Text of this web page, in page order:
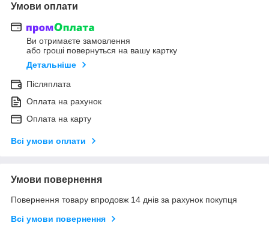
Умови оплати
Ви отримаєте замовлення
або гроші повернуться на вашу картку
Детальніше
Післяплата
Оплата на рахунок
Оплата на карту
Всі умови оплати
Умови повернення
Повернення товару впродовж 14 днів за рахунок покупця
Всі умови повернення